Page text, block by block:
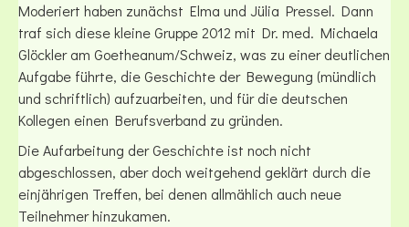
Moderiert haben zunächst Elma und Jülia Pressel. Dann
traf sich diese kleine Gruppe 2012 mit Dr. med. Michaela
Glöckler am Goetheanum/Schweiz, was zu einer deutlichen
Aufgabe führte, die Geschichte der Bewegung (mündlich
und schriftlich) aufzuarbeiten, und für die deutschen
Kollegen einen Berufsverband zu gründen.
Die Aufarbeitung der Geschichte ist noch nicht
abgeschlossen, aber doch weitgehend geklärt durch die
einjährigen Treffen, bei denen allmählich auch neue
Teilnehmer hinzukamen.